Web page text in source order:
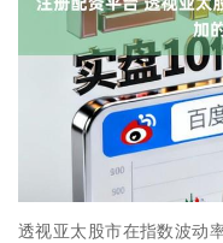
透视亚太股市在指数波动